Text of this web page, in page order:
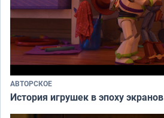
АВТОРСКОЕ
История игрушек в эпоху экранов